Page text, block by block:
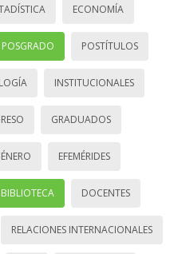
ECONOMÍA
POSGRADO POSTÍTULOS
INSTITUCIONALES
GRADUADOS
EFEMÉRIDES
BIBLIOTECA DOCENTES
RELACIONES INTERNACIONALES